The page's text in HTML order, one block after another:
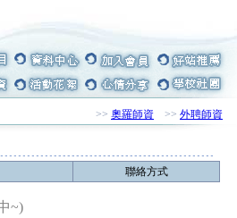
>> 奧羅師資 >> 外聘師資
聯絡方式
~)